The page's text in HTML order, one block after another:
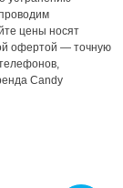
цены носят
офертой — точную
Candy